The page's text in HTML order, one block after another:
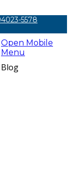
5578
Open Mobile
Menu
Blog